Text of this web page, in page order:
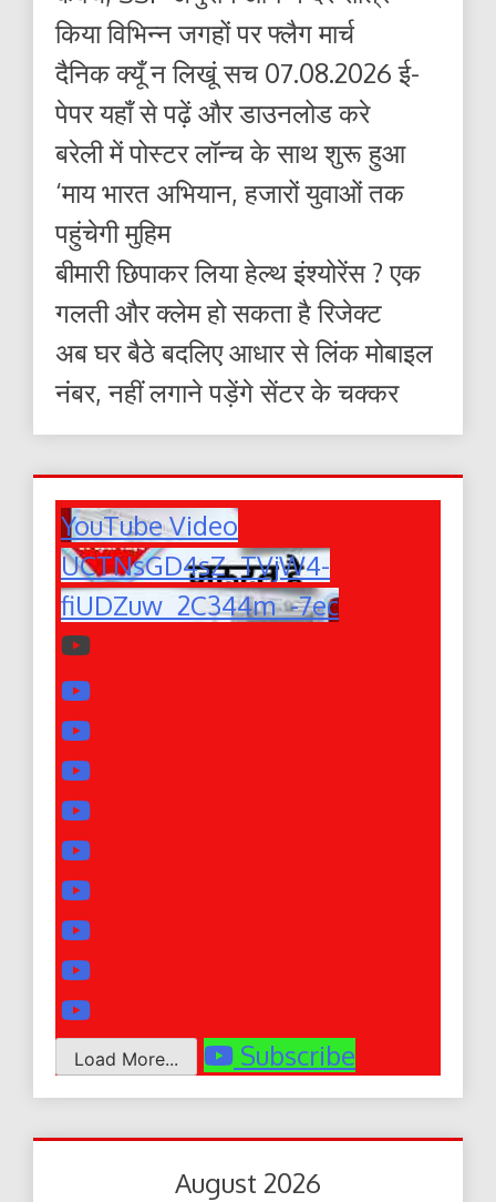
किया विभिन्न जगहों पर फ्लैग मार्च
दैनिक क्यूँ न लिखूं सच 07.08.2026 ई-
पेपर यहाँ से पढ़ें और डाउनलोड करे
बरेली में पोस्टर लॉन्च के साथ शुरू हुआ
‘माय भारत अभियान, हजारों युवाओं तक
पहुंचेगी मुहिम
बीमारी छिपाकर लिया हेल्थ इंश्योरेंस ? एक
गलती और क्लेम हो सकता है रिजेक्ट
अब घर बैठे बदलिए आधार से लिंक मोबाइल
नंबर, नहीं लगाने पड़ेंगे सेंटर के चक्कर
YouTube Video
UCTNsGD4sZ_TVjW4-
fiUDZuw_2C344m_-7ec
Load More... Subscribe
August 2026